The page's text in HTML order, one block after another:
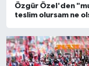
Özgür Özel'den
teslim olursam ne